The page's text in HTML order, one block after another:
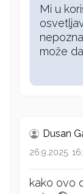
Mi u
može
Dusan
26.9.2025.
kako ovo